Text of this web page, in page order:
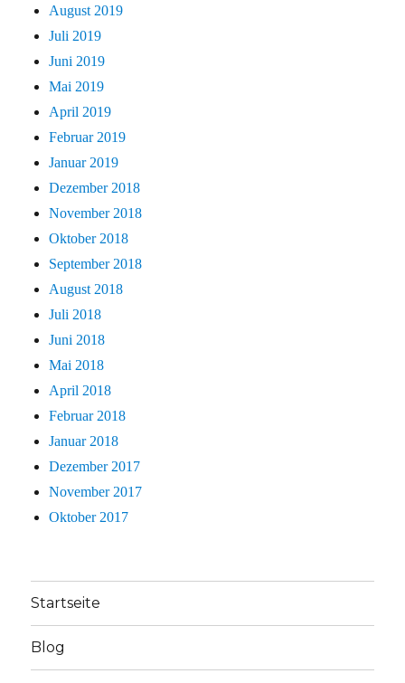
August 2019
Juli 2019
Juni 2019
Mai 2019
April 2019
Februar 2019
Januar 2019
Dezember 2018
November 2018
Oktober 2018
September 2018
August 2018
Juli 2018
Juni 2018
Mai 2018
April 2018
Februar 2018
Januar 2018
Dezember 2017
November 2017
Oktober 2017
Startseite
Blog